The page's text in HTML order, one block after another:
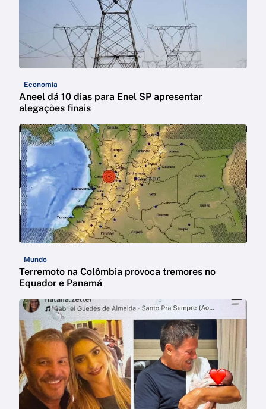
Economia
Aneel dá 10 dias para Enel SP apresentar
alegações finais
Mundo
Terremoto na Colômbia provoca tremores no
Equador e Panamá